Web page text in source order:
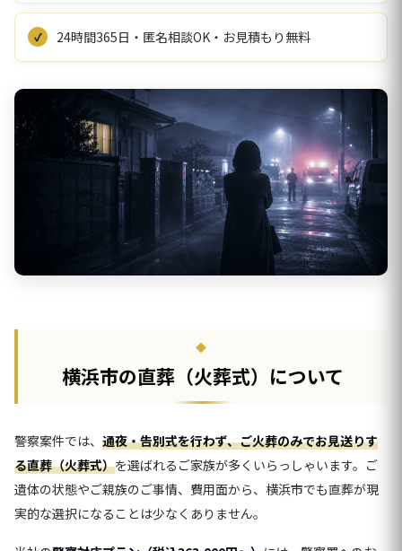
24時間365日・匿名相談OK・お見積もり無料
横浜市の直葬（火葬式）について
警察案件では、 通夜・告別式を行わず、ご火葬のみでお見送りす
る直葬（火葬式）を選ばれるご家族が多くいらっしゃいます。ご
遺体の状態やご親族のご事情、費用面から、横浜市でも直葬が現
実的な選択になることは少なくありません。